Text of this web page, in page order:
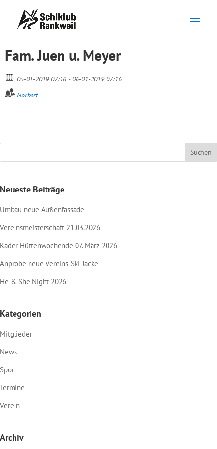
Fam. Juen u. Meyer
05-01-2019 07:16 - 06-01-2019 07:16
Norbert
Neueste Beiträge
Umbau neue Außenfassade
Vereinsmeisterschaft 21.03.2026
Kader Hüttenwochende 07. März 2026
Anprobe neue Vereins-Ski-Jacke
He & She Night 2026
Kategorien
Mitglieder
News
Sport
Termine
Verein
Archiv